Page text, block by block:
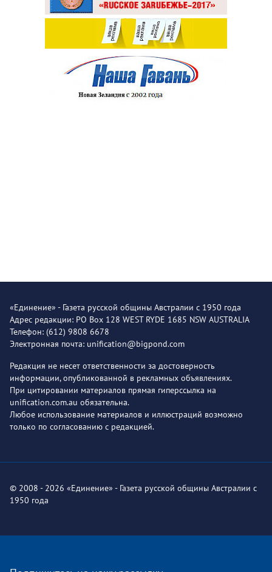
«Единение» - Газета русской общины Австралии с 1950 года
Адрес редакции: PO Box 128 WEST RYDE 1685 NSW AUSTRALIA
Телефон: (612) 9808 6678
Электронная почта: unification@bigpond.com
Редакция не несет ответственности за достоверность
информации, опубликованной в рекламных объявлениях.
При цитировании материалов прямая гиперссылка на
unification.com.au обязательна.
Любое использование материалов и иллюстраций возможно
только по согласованию с редакцией.
© 2008 - 2026 «Единение» - Газета русской общины Австралии с
1950 года